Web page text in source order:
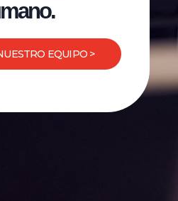
EQUIPO >